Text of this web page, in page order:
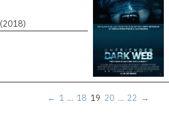
(2018)
← 1 … 18 19 20 … 22 →